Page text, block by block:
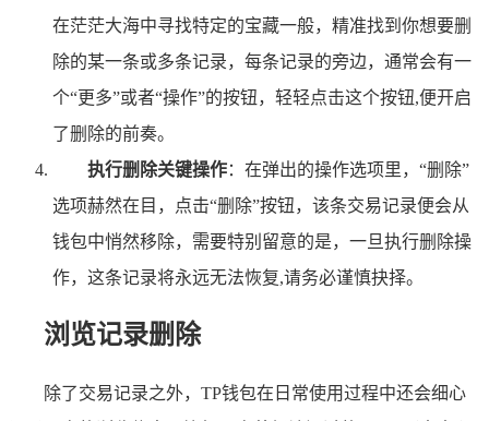
在茫茫大海中寻找特定的宝藏一般，精准找到你想要删
除的某一条或多条记录，每条记录的旁边，通常会有一
个“更多”或者“操作”的按钮，轻轻点击这个按钮,便开启
了删除的前奏。
执行删除关键操作：在弹出的操作选项里，“删除”
选项赫然在目，点击“删除”按钮，该条交易记录便会从
钱包中悄然移除，需要特别留意的是，一旦执行删除操
作，这条记录将永远无法恢复,请务必谨慎抉择。
浏览记录删除
除了交易记录之外，TP钱包在日常使用过程中还会细心